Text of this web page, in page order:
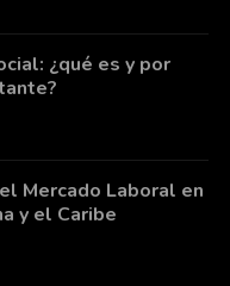
¿qué es y por
Mercado Laboral en
y el Caribe